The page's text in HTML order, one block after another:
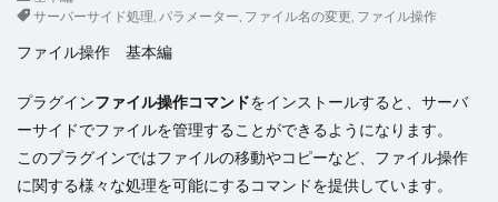
サーバーサイド処理, パラメーター, ファイル名の変更, ファイル操作
ファイル操作 基本編
プラグインファイル操作コマンドをインストールすると、サーバ
ーサイドでファイルを管理することができるようになります。
このプラグインではファイルの移動やコピーなど、ファイル操作
に関する様々な処理を可能にするコマンドを提供しています。
インラインフレームタブ
インラインフレームタブにページを表示
クエリー
クエリー条件
クラウドストレージ
クラウドストレージファイルの取得
クラウドストレージファイルへのアップロード
グラフ
グラフのクリックイベント
コマンド